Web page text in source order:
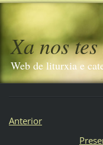
Xa nos
Web de liturxia e
Anterior